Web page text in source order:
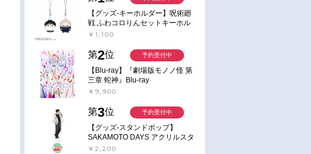
【グッズ-キーホルダー】呪術廻
戦 ふわコロりんセットキーホル
ダー【アニメイト特典付】
￥1,100
第2位
【Blu-ray】『劇場版モノノ怪 第
三章 蛇神』Blu-ray
￥9,900
予約受付中
第3位
【グッズ-スタンドポップ】
SAKAMOTO DAYS アクリルスタ
ンド～Sunny Afternoon～ 4.南雲
￥2,200
予約受付中